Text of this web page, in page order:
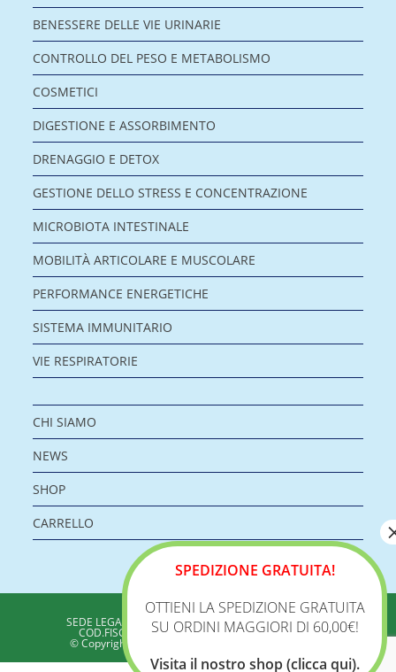
BENESSERE DELLE VIE URINARIE
CONTROLLO DEL PESO E METABOLISMO
COSMETICI
DIGESTIONE E ASSORBIMENTO
DRENAGGIO E DETOX
GESTIONE DELLO STRESS E CONCENTRAZIONE
MICROBIOTA INTESTINALE
MOBILITÀ ARTICOLARE E MUSCOLARE
PERFORMANCE ENERGETICHE
SISTEMA IMMUNITARIO
VIE RESPIRATORIE
CHI SIAMO
NEWS
SHOP
CARRELLO
BIOLOGICA S.R.L.
SEDE LEGALE: VIA DELLA ZECCA 1 – 40100 BOLOGNA
COD.FISC./P.IVA: 04198960371 - REA: BO 353313
© Copyright 2020 - Biologica – Integratori Alimentari
SPEDIZIONE GRATUITA!
OTTIENI LA SPEDIZIONE GRATUITA
SU ORDINI MAGGIORI DI 60,00€!
Visita il nostro shop (clicca qui).